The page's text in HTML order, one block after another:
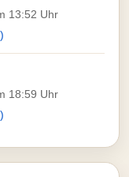
13:52 Uhr
18:59 Uhr